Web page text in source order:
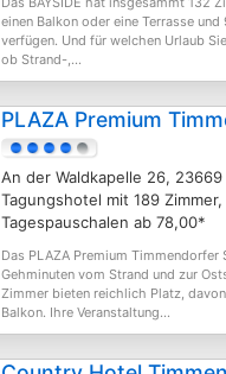
einen Balkon oder eine Terrasse
verfügen. Und für welchen Urlaub
ob Strand-,...
PLAZA Premium
An der Waldkapelle 26,
Tagungshotel mit 189
Tagespauschalen ab 78,00*
Das PLAZA Premium Timmendorfer
Gehminuten vom Strand und zur
Zimmer bieten reichlich Platz,
Balkon. Ihre Veranstaltung...